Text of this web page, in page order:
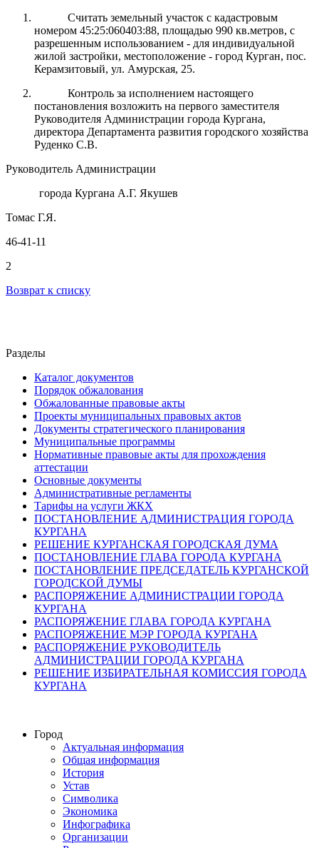
Считать земельный участок с кадастровым
номером 45:25:060403:88, площадью 990 кв.метров, с
разрешенным использованием - для индивидуальной
жилой застройки, местоположение - город Курган, пос.
Керамзитовый, ул. Амурская, 25.
Контроль за исполнением настоящего
постановления возложить на первого заместителя
Руководителя Администрации города Кургана,
директора Департамента развития городского хозяйства
Руденко С.В.
Руководитель Администрации
города Кургана А.Г. Якушев
Томас Г.Я.
46-41-11
2
Возврат к списку
Разделы
Каталог документов
Порядок обжалования
Обжалованные правовые акты
Проекты муниципальных правовых актов
Документы стратегического планирования
Муниципальные программы
Нормативные правовые акты для прохождения
аттестации
Основные документы
Административные регламенты
Тарифы на услуги ЖКХ
ПОСТАНОВЛЕНИЕ АДМИНИСТРАЦИЯ ГОРОДА
КУРГАНА
РЕШЕНИЕ КУРГАНСКАЯ ГОРОДСКАЯ ДУМА
ПОСТАНОВЛЕНИЕ ГЛАВА ГОРОДА КУРГАНА
ПОСТАНОВЛЕНИЕ ПРЕДСЕДАТЕЛЬ КУРГАНСКОЙ
ГОРОДСКОЙ ДУМЫ
РАСПОРЯЖЕНИЕ АДМИНИСТРАЦИИ ГОРОДА
КУРГАНА
РАСПОРЯЖЕНИЕ ГЛАВА ГОРОДА КУРГАНА
РАСПОРЯЖЕНИЕ МЭР ГОРОДА КУРГАНА
РАСПОРЯЖЕНИЕ РУКОВОДИТЕЛЬ
АДМИНИСТРАЦИИ ГОРОДА КУРГАНА
РЕШЕНИЕ ИЗБИРАТЕЛЬНАЯ КОМИССИЯ ГОРОДА
КУРГАНА
Город
Актуальная информация
Общая информация
История
Устав
Символика
Экономика
Инфографика
Организации